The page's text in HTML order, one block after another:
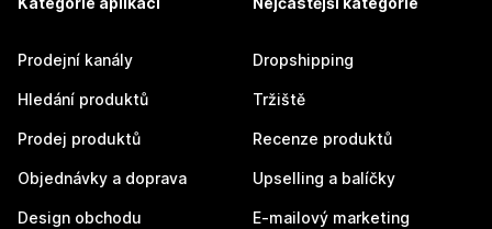
Prodejní kanály
Hledání produktů
Prodej produktů
Objednávky a doprava
Design obchodu
Dropshipping
Tržiště
Recenze produktů
Upselling a balíčky
E-mailový marketing